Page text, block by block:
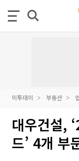
이투데이 부동산
대우건설,
드’ 4개 부